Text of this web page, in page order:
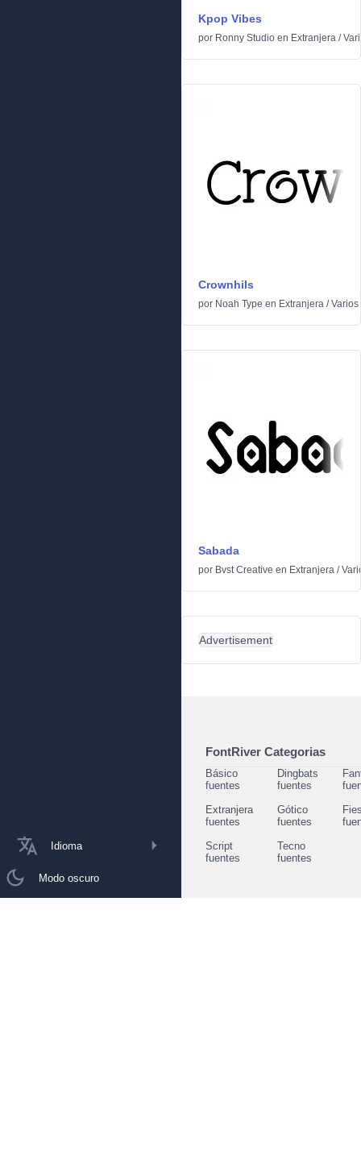
Idioma
Modo oscuro
Kpop Vibes
por Ronny Studio en Extranjera /
Crownhils
por Noah Type en Extranjera /Varios
Sabada
por Bvst Creative en Extranjera /
Advertisement
FontRiver Categorias
Básico
fuentes
Dingbats
fuentes
Extranjera
fuentes
Gótico
fuentes
Script
fuentes
Tecno
fuentes